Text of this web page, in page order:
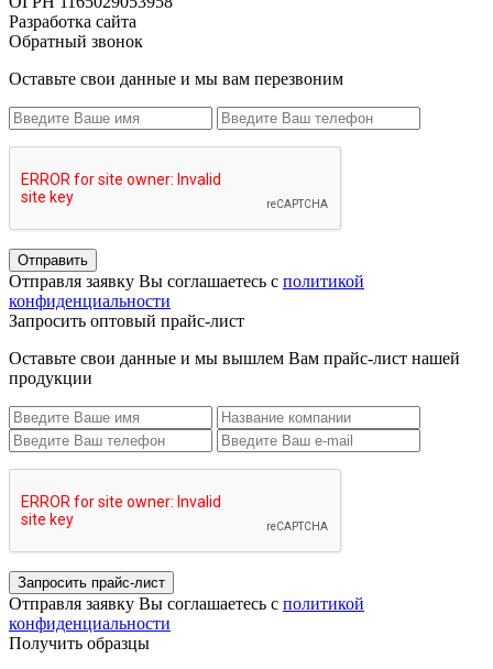
Разработка сайта
Обратный звонок
Оставьте свои данные и мы вам перезвоним
Отправить
Отправля заявку Вы соглашаетесь с политикой
конфиденциальности
Запросить оптовый прайс-лист
Оставьте свои данные и мы вышлем Вам прайс-лист нашей
продукции
Запросить прайс-лист
Отправля заявку Вы соглашаетесь с политикой
конфиденциальности
Получить образцы